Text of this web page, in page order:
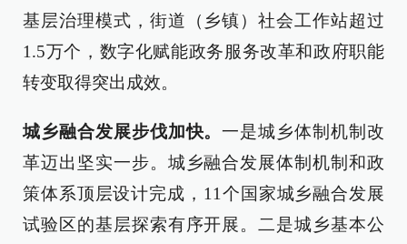
基层治理模式，街道（乡镇）社会工作站超过
1.5万个，数字化赋能政务服务改革和政府职能
转变取得突出成效。
城乡融合发展步伐加快。一是城乡体制机制改
革迈出坚实一步。城乡融合发展体制机制和政
策体系顶层设计完成，11个国家城乡融合发展
试验区的基层探索有序开展。二是城乡基本公